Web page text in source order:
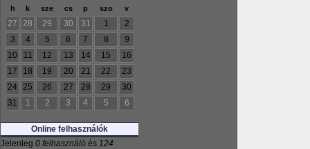
h k sze cs p szo v
27 28 29 30 31 1
2
3
4 5 6 7 8
9
10
11 12 13 14 15
16
17
18 19 20 21 22
23
24
25 26 27 28 29
30
31
1 2 3 4 5 6
Online felhasználók
Jelenleg 0 felhasználó és 124